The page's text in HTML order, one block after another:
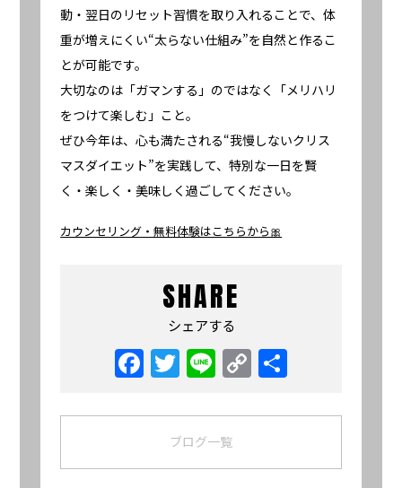
動・翌日のリセット習慣を取り入れることで、体
重が増えにくい“太らない仕組み”を自然と作るこ
とが可能です。
大切なのは「ガマンする」のではなく「メリハリ
をつけて楽しむ」こと。
ぜひ今年は、心も満たされる“我慢しないクリス
マスダイエット”を実践して、特別な一日を賢
く・楽しく・美味しく過ごしてください。
カウンセリング・無料体験はこちらから🎀
SHARE
シェアする
Facebook
Twitter
LineCopy
Link
ブログ一覧